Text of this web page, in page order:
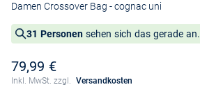
Damen Crossover Bag - cognac uni
31 Personen sehen sich das gerade an.
79,99 €
Inkl. MwSt. zzgl. Versandkosten